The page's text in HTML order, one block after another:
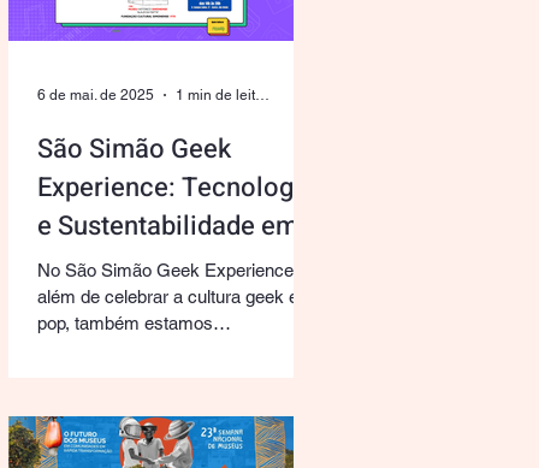
autorais à FUNCUS — Fundação
oficial. Atendendo aos
São Simão Geek
Experience: Tecnologia
e Sustentabilidade em
Ação!
No São Simão Geek Experience,
além de celebrar a cultura geek e
pop, também estamos
6 de mai. de 2025